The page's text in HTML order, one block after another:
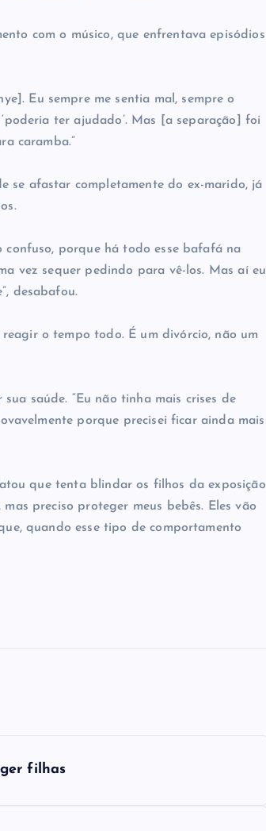
com o músico, que enfrentava episódios
Eu sempre me sentia mal, sempre o
ter ajudado’. Mas [a separação] foi
caramba.”
se afastar completamente do ex-marido, já
confuso, porque há todo esse bafafá na
vez sequer pedindo para vê-los. Mas aí eu
desabafou.
o tempo todo. É um divórcio, não um
saúde. “Eu não tinha mais crises de
porque precisei ficar ainda mais
que tenta blindar os filhos da exposição
preciso proteger meus bebês. Eles vão
quando esse tipo de comportamento
filhas